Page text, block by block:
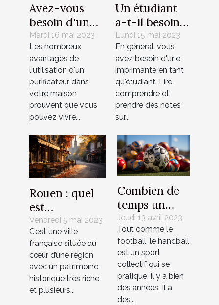
Avez-vous
besoin d'un
purificateur
d'air dans
chaque pièce
?
Mardi 16 mai 2023
Les nombreux
avantages de
l'utilisation d'un
purificateur dans
votre maison
prouvent que vous
pouvez vivre...
Un étudiant
a-t-il besoin
d'une
imprimante ?
Lundi 15 mai 2023
En général, vous
avez besoin d'une
imprimante en tant
qu'étudiant. Lire,
comprendre et
prendre des notes
sur...
Rouen : quel
est
l’emplacement
idéal pour un
investissement
locatif ?
Vendredi 5 mai 2023
C’est une ville
française située au
cœur d’une région
avec un patrimoine
historique très riche
et plusieurs...
Combien de
temps un
match de
handball
peut-il durer
?
Jeudi 13 avril 2023
Tout comme le
football, le handball
est un sport
collectif qui se
pratique, il y a bien
des années. Il a
des...